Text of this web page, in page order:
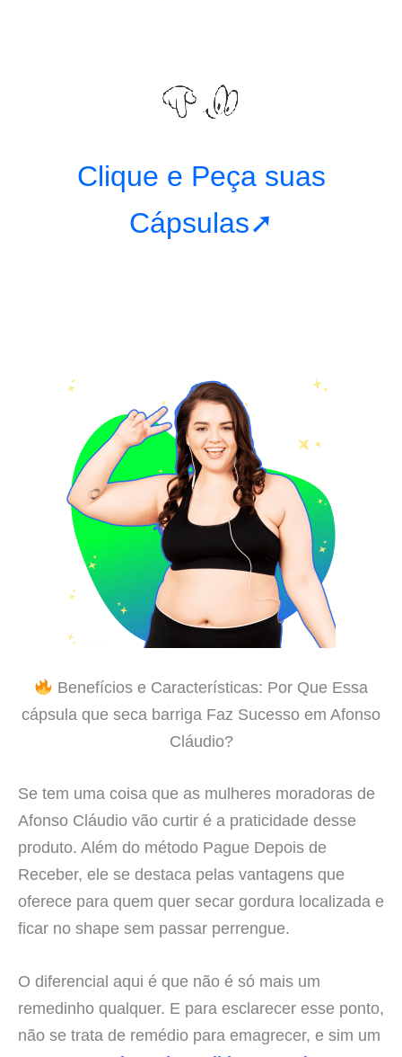
Clique e Peça suas
Cápsulas➚
Benefícios e Características: Por Que Essa
cápsula que seca barriga Faz Sucesso em Afonso
Cláudio?
Se tem uma coisa que as mulheres moradoras de
Afonso Cláudio vão curtir é a praticidade desse
produto. Além do método Pague Depois de
Receber, ele se destaca pelas vantagens que
oferece para quem quer secar gordura localizada e
ficar no shape sem passar perrengue.
O diferencial aqui é que não é só mais um
remedinho qualquer. E para esclarecer esse ponto,
não se trata de remédio para emagrecer, e sim um